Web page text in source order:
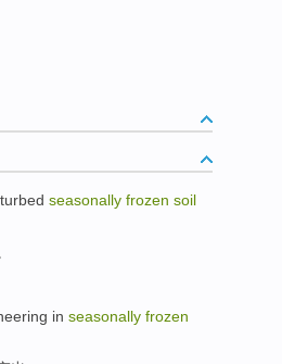
seasonally frozen soil
in seasonally frozen